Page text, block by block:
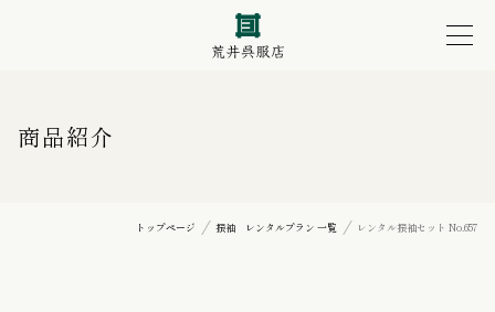
商品紹介
トップページ 振袖 レンタルプラン 一覧 レンタル振袖セット No.657